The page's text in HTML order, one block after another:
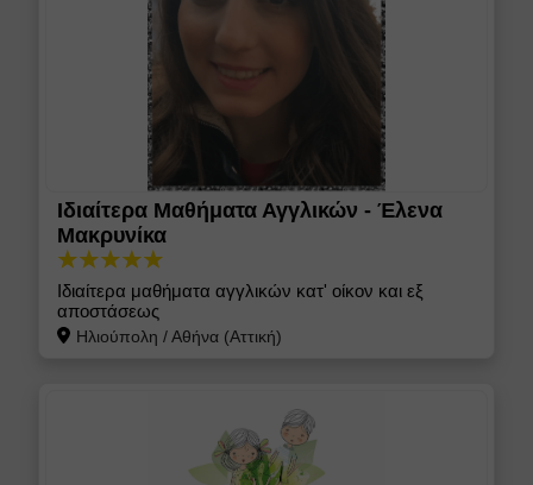
Ακύρωση Φίλτρων
Ιδιαίτερα Μαθήματα Αγγλικών - Έλενα
Μακρυνίκα
Ιδιαίτερα μαθήματα αγγλικών κατ' οίκον και εξ
αποστάσεως
Ηλιούπολη /Αθήνα (Αττική)